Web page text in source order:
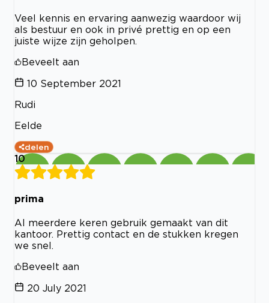
Veel kennis en ervaring aanwezig waardoor wij
als bestuur en ook in privé prettig en op een
juiste wijze zijn geholpen.
Beveelt aan
10 September 2021
Rudi
Eelde
delen
10
prima
Al meerdere keren gebruik gemaakt van dit
kantoor. Prettig contact en de stukken kregen
we snel.
Beveelt aan
20 July 2021